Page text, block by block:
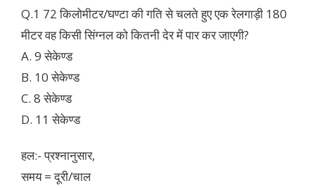
Q.1 72 किलोमीटर/घण्टा की गति से चलते हुए एक रेलगाड़ी 180
मीटर वह किसी सिंग्नल को कितनी देर में पार कर जाएगी?
A. 9 सेकेण्ड
B. 10 सेकेण्ड
C. 8 सेकेण्ड
D. 11 सेकेण्ड
हल:- प्रश्नानुसार,
समय = दूरी/चाल